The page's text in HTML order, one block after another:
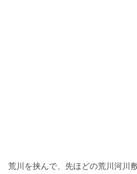
荒川を挟んで、先ほどの荒川河川